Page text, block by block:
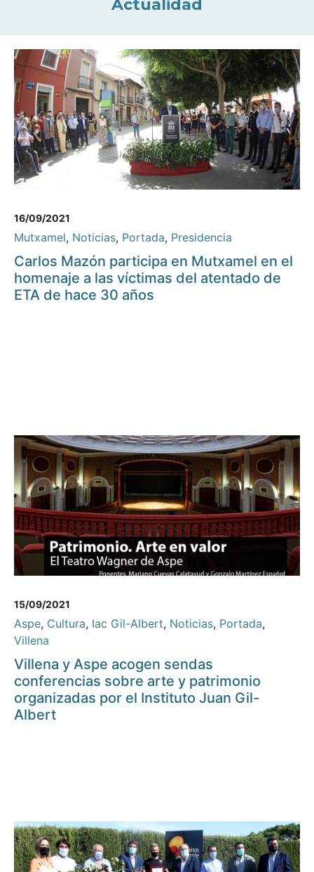
Actualidad
16/09/2021
Mutxamel, Noticias, Portada, Presidencia
Carlos Mazón participa en Mutxamel en el
homenaje a las víctimas del atentado de
ETA de hace 30 años
15/09/2021
Aspe, Cultura, Iac Gil-Albert, Noticias, Portada,
Villena
Villena y Aspe acogen sendas
conferencias sobre arte y patrimonio
organizadas por el Instituto Juan Gil-
Albert